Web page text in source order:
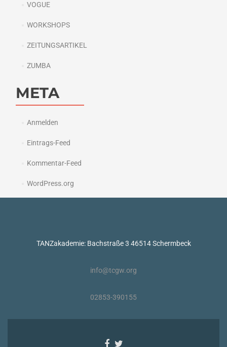
VOGUE
WORKSHOPS
ZEITUNGSARTIKEL
ZUMBA
META
Anmelden
Eintrags-Feed
Kommentar-Feed
WordPress.org
TANZakademie: Bachstraße 3 46514 Schermbeck
info@tcgw.org
02853-390155
Facebook-
Twitter-